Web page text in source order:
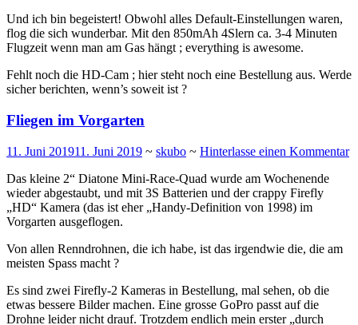
Und ich bin begeistert! Obwohl alles Default-Einstellungen waren,
flog die sich wunderbar. Mit den 850mAh 4Slern ca. 3-4 Minuten
Flugzeit wenn man am Gas hängt ; everything is awesome.
Fehlt noch die HD-Cam ; hier steht noch eine Bestellung aus. Werde
sicher berichten, wenn’s soweit ist ?
Fliegen im Vorgarten
11. Juni 201911. Juni 2019 ~ skubo ~ Hinterlasse einen Kommentar
Das kleine 2“ Diatone Mini-Race-Quad wurde am Wochenende
wieder abgestaubt, und mit 3S Batterien und der crappy Firefly
„HD“ Kamera (das ist eher „Handy-Definition von 1998) im
Vorgarten ausgeflogen.
Von allen Renndrohnen, die ich habe, ist das irgendwie die, die am
meisten Spass macht ?
Es sind zwei Firefly-2 Kameras in Bestellung, mal sehen, ob die
etwas bessere Bilder machen. Eine grosse GoPro passt auf die
Drohne leider nicht drauf. Trotzdem endlich mein erster „durch